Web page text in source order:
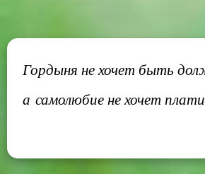
Гордыня не хочет быть
а самолюбие не хочет